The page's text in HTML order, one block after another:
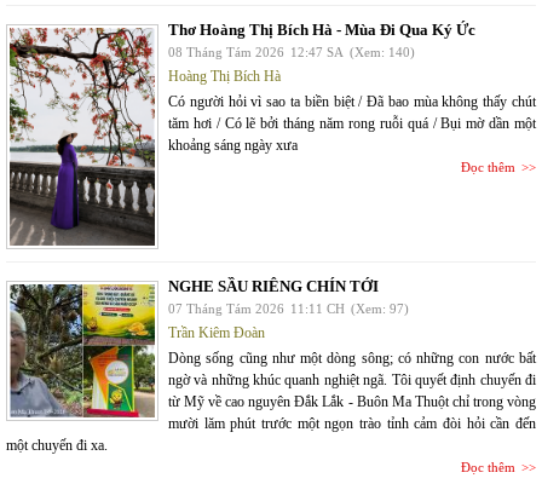
Thơ Hoàng Thị Bích Hà - Mùa Đi Qua Ký Ức
08 Tháng Tám 2026 12:47 SA (Xem: 140)
Hoàng Thị Bích Hà
Có người hỏi vì sao ta biền biệt / Đã bao mùa không thấy chút
tăm hơi / Có lẽ bởi tháng năm rong ruỗi quá / Bụi mờ dần một
khoảng sáng ngày xưa
Đọc thêm
NGHE SẦU RIÊNG CHÍN TỚI
07 Tháng Tám 2026 11:11 CH (Xem: 97)
Trần Kiêm Đoàn
Dòng sống cũng như một dòng sông; có những con nước bất
ngờ và những khúc quanh nghiệt ngã. Tôi quyết định chuyến đi
từ Mỹ về cao nguyên Đắk Lắk - Buôn Ma Thuột chỉ trong vòng
mười lăm phút trước một ngọn trào tỉnh cảm đòi hỏi cần đến
một chuyến đi xa.
Đọc thêm